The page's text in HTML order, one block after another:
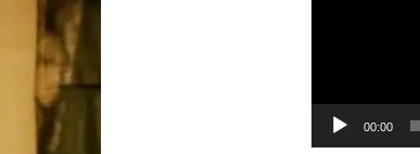
00:00